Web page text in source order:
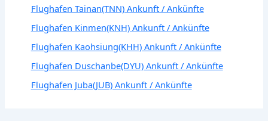
Flughafen Tainan(TNN) Ankunft / Ankünfte
Flughafen Kinmen(KNH) Ankunft / Ankünfte
Flughafen Kaohsiung(KHH) Ankunft / Ankünfte
Flughafen Duschanbe(DYU) Ankunft / Ankünfte
Flughafen Juba(JUB) Ankunft / Ankünfte